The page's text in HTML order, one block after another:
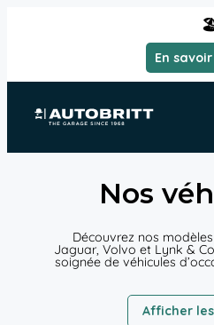
En
Nos
Découvrez nos
Jaguar, Volvo et Lynk &
soignée de véhicules
Afficher